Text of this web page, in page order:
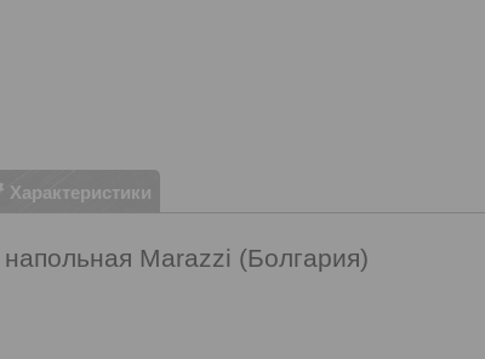
Характеристики
Marazzi (Болгария)